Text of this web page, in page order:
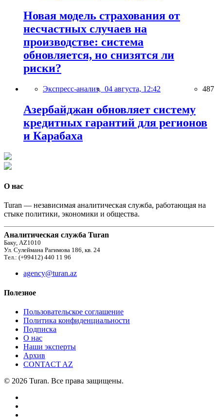
Новая модель страхования от
несчастных случаев на
производстве: система
обновляется, но снизятся ли
риски?
Экспресс-анализ, 04 августа, 12:42 487
Азербайджан обновляет систему
кредитных гарантий для регионов
и Карабаха
О нас
Turan — независимая аналитическая служба, работающая на
стыке политики, экономики и общества.
Аналитическая служба Turan
Баку, AZ1010
Ул. Сулеймана Рагимова 186, кв. 24
Тел.: (+99412) 440 11 96
agency@turan.az
Полезное
Пользовательское соглашение
Политика конфиденциальности
Подписка
О нас
Наши эксперты
Архив
CONTACT AZ
© 2026 Turan. Все права защищены.